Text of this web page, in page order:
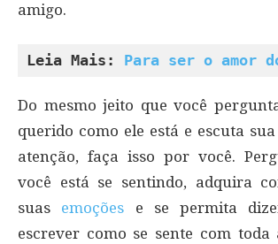
amigo.
Leia Mais: Para ser o amor
Do mesmo jeito que você
querido como ele está e escuta
atenção, faça isso por você.
você está se sentindo, adquira
suas emoções e se permita
escrever como se sente com toda